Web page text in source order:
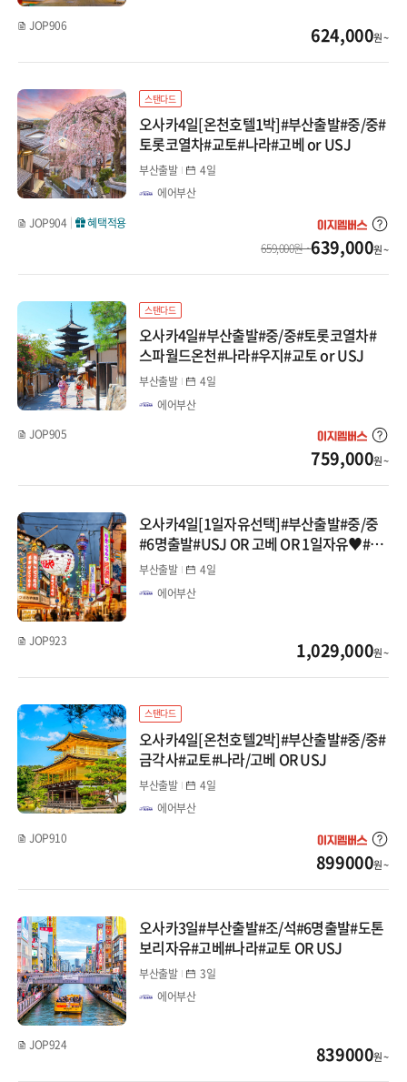
백두산
청도
북경/태항산
상해/항저우
계림/귀양
광저우/망산
서안/구채구/칠채산
하이난/하문
대만/홍콩/마카오
타이베이
타이중/가오슝
카자흐스탄
베트남
다낭/호이안
하노이/하롱베이
태국
JOP906 624,000원 ~
스탠다드
오사카4일[온천호텔1박]#부산출발#중/중#
토롯코열차#교토#나라#고베 or USJ
부산출발
4일
에어부산
JOP904
혜택적용
639,000원 ~
659,000원 ~
스탠다드
오사카4일#부산출발#중/중#토롯코열차#
스파월드온천#나라#우지#교토 or USJ
부산출발
4일
에어부산
JOP905
759,000원 ~
오사카4일[1일자유선택]#부산출발#중/중
#6명출발#USJ OR 고베 OR 1일자유♥#나
라#교토
부산출발
4일
에어부산
JOP923 1,029,000원 ~
스탠다드
오사카4일[온천호텔2박]#부산출발#중/중#
금각사#교토#나라/고베 OR USJ
부산출발
4일
에어부산
JOP910
899000원 ~
오사카3일#부산출발#조/석#6명출발#도톤
보리자유#고베#나라#교토 OR USJ
부산출발
3일
에어부산
JOP924 839000원 ~